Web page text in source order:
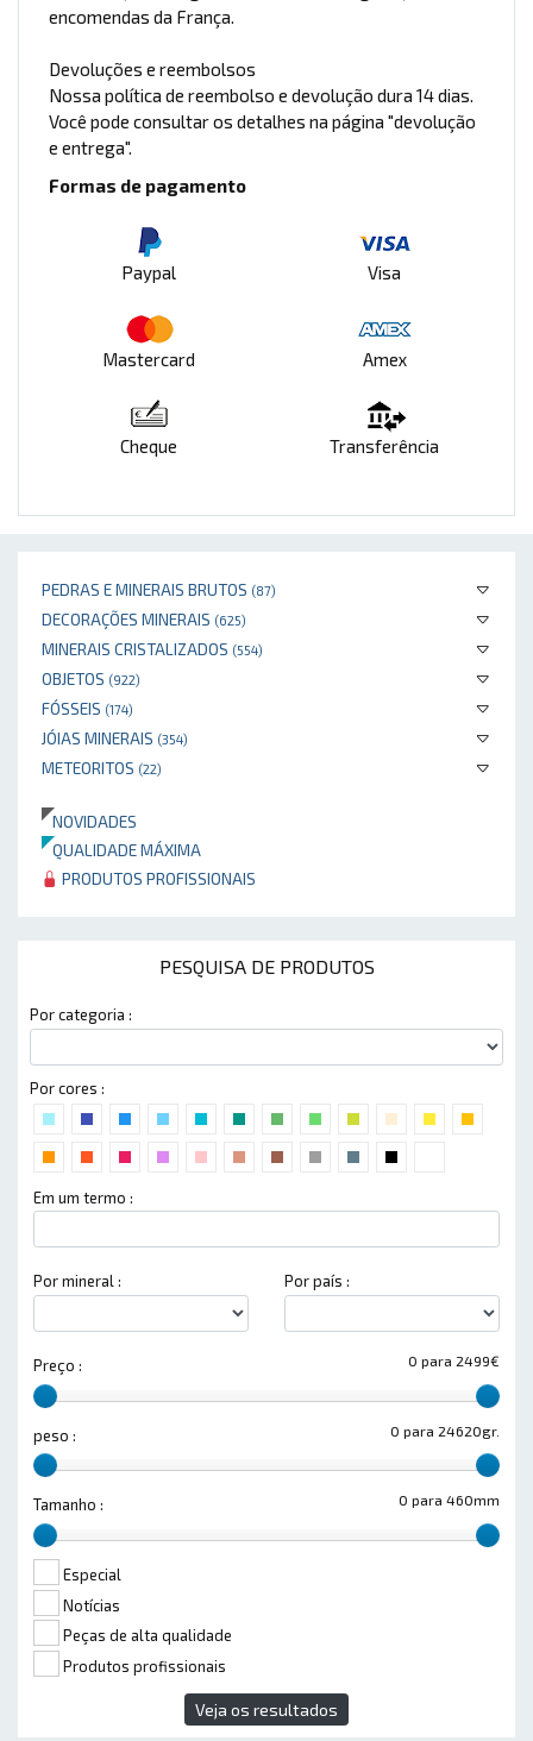
PEDRAS E MINERAIS BRUTOS (87)
DECORAÇÕES MINERAIS (625)
MINERAIS CRISTALIZADOS (554)
OBJETOS (922)
FÓSSEIS (174)
JÓIAS MINERAIS (354)
METEORITOS (22)
NOVIDADES
QUALIDADE MÁXIMA
PRODUTOS PROFISSIONAIS
PESQUISA DE PRODUTOS
Por categoria :
Por cores :
Em um termo :
Por mineral : Por país :
0 para 2499€
Preço :
0 para 24620gr.
peso :
0 para 460mm
Tamanho :
Especial
Notícias
Peças de alta qualidade
Produtos profissionais
Veja os resultados
encomendas da França.
Devoluções e reembolsos
Nossa política de reembolso e devolução dura 14 dias.
Você pode consultar os detalhes na página "devolução
e entrega".
Formas de pagamento
Paypal Visa
Mastercard Amex
Cheque Transferência